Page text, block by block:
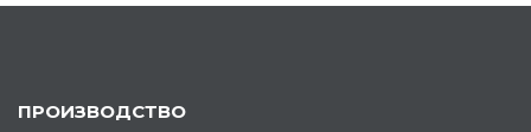
ПРОИЗВОДСТВО